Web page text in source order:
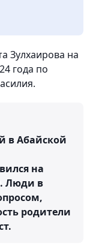
Зулхаирова на
года по
в Абайской
на
Люди в
родители